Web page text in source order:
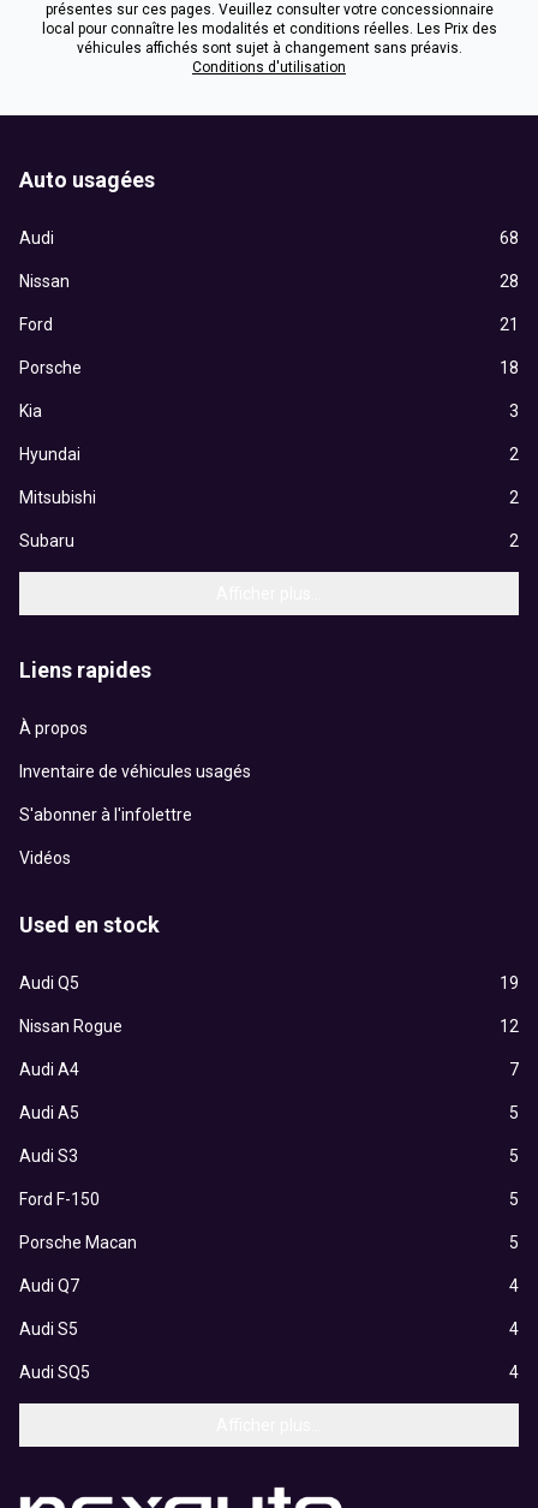
présentes sur ces pages. Veuillez consulter votre concessionnaire
local pour connaître les modalités et conditions réelles. Les Prix des
véhicules affichés sont sujet à changement sans préavis.
Conditions d'utilisation
Auto usagées
Audi 68
Nissan 28
Ford 21
Porsche 18
Kia 3
Hyundai 2
Mitsubishi 2
Subaru 2
Liens rapides
À propos
Inventaire de véhicules usagés
S'abonner à l'infolettre
Vidéos
Used en stock
Audi Q5 19
Nissan Rogue 12
Audi A4 7
Audi A5 5
Audi S3 5
Ford F-150 5
Porsche Macan 5
Audi Q7 4
Audi S5 4
Audi SQ5 4